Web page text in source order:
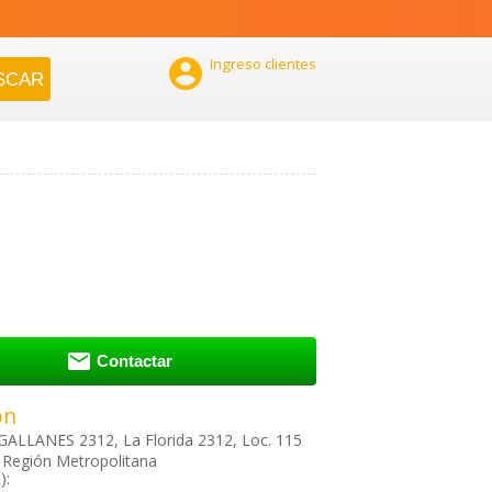
 Ingreso clientes
 Contactar
2312, La Florida 2312, Loc. 115
Metropolitana